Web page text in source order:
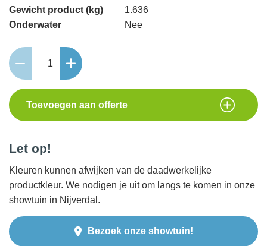
Gewicht product (kg)
1.636
Onderwater
Nee
Oberon
DL
aantal
Toevoegen aan offerte
Let op!
Kleuren kunnen afwijken van de daadwerkelijke
productkleur. We nodigen je uit om langs te komen in onze
showtuin in Nijverdal.
Bezoek onze showtuin!